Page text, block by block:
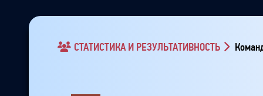
СТАТИСТИКА И РЕЗУЛЬТАТИВНОСТЬ